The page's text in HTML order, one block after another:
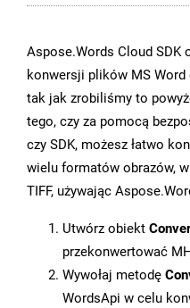
Aspose.Words Cloud SDK
konwersji plików MS
tak jak zrobiliśmy to
tego, czy za pomocą
czy SDK, możesz łatwo
wielu formatów obrazów, w
TIFF, używając
Utwórz obiekt
przekonwertować
Wywołaj metodę
WordsApi w celu